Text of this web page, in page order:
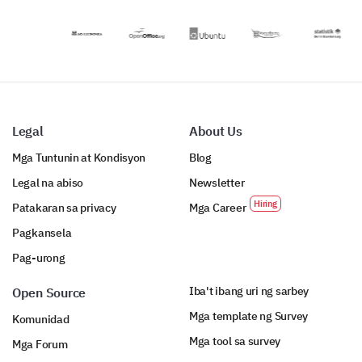
Brand Reputation
gather your final thoughts.
Do you have any additional comments or
feedback on how we can improve?
Did you encounter any issues while using our
services?
mga
lugar para sa
platform.
Legal
Mga Tuntunin at Kondisyon
Legal na abiso
Patakaran sa privacy
Pagkansela
Pag-urong
About Us
Blog
Newsletter
Mga Career
Open Source
Komunidad
Mga Forum
Iba't ibang uri ng sarbey
Mga template ng Survey
Mga tool sa survey